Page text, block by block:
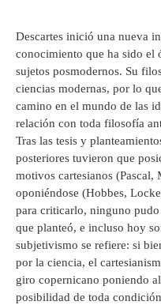
Descartes inició una nueva
conocimiento que ha sido el
sujetos posmodernos. Su
ciencias modernas, por lo
camino en el mundo de las
relación con toda filosofía
Tras las tesis y
posteriores tuvieron que
motivos cartesianos (Pascal,
oponiéndose (Hobbes,
para criticarlo, ninguno
que planteó, e incluso hoy
subjetivismo se refiere: si
por la ciencia, el
giro copernicano poniendo
posibilidad de toda